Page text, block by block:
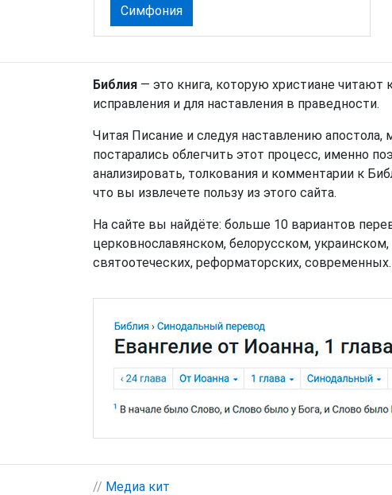
Симфония
Библия — это книга, которую христиане
исправления и для наставления в праведности.
Читая Писание и следуя наставлению
постарались облегчить этот процесс, именно
анализировать, толкования и комментарии к
что вы извлечете пользу из этого сайта.
На сайте вы найдёте: больше 10 вариантов
церковнославянском, белорусском,
святоотеческих, реформаторских,
// Медиа кит